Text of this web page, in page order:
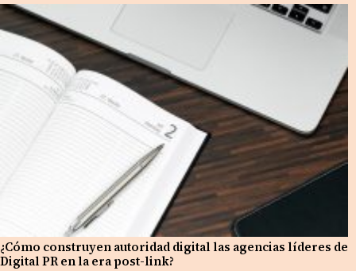
¿Cómo construyen autoridad digital las agencias líderes de
Digital PR en la era post-link?